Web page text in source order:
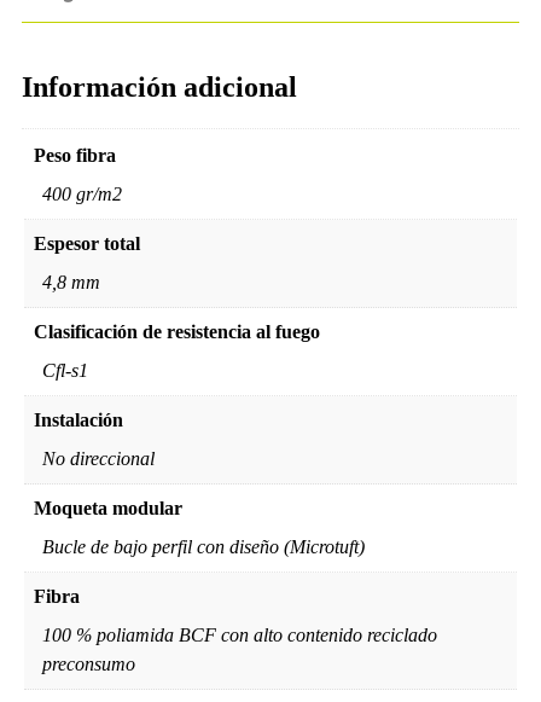
Información adicional
Peso fibra
400 gr/m2
Espesor total
4,8 mm
Clasificación de resistencia al fuego
Cfl-s1
Instalación
No direccional
Moqueta modular
Bucle de bajo perfil con diseño (Microtuft)
Fibra
100 % poliamida BCF con alto contenido reciclado
preconsumo